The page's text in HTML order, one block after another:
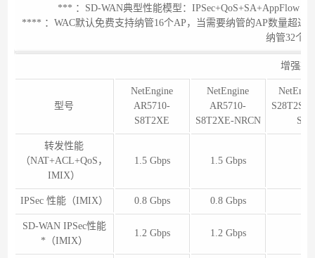
*** ：SD-WAN典型性能模型：IPSec+QoS+SA+AppFlow
**** ：WAC默认免费支持纳管16个AP，当需要纳管的AP数量超过
纳管32个
增强款
型号
NetEngine
AR5710-
S8T2XE
NetEngine
AR5710-
S8T2XE-NRCN
转发性能
（NAT+ACL+QoS，
IMIX）
1.5 Gbps 1.5 Gbps
IPSec 性能（IMIX） 0.8 Gbps 0.8 Gbps
SD-WAN IPSec性能
*（IMIX）
1.2 Gbps 1.2 Gbps